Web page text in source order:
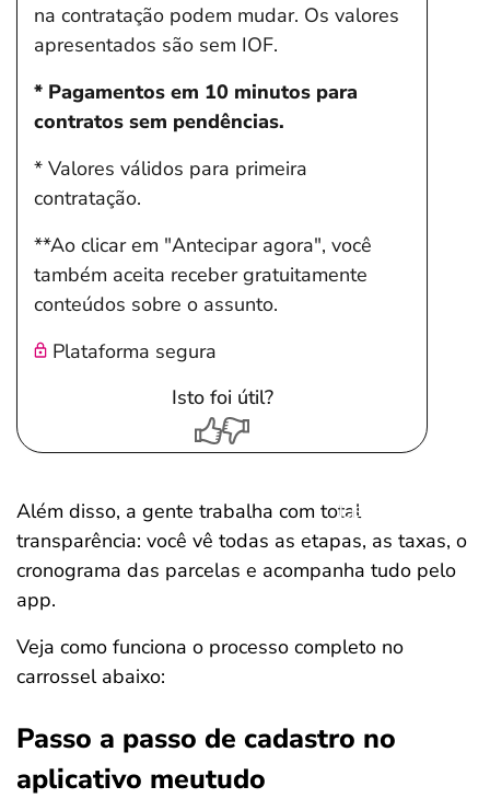
Salvar Ferramenta
na contratação podem mudar. Os valores
apresentados são sem IOF.
* Pagamentos em 10 minutos para
contratos sem pendências.
* Valores válidos para primeira
contratação.
**Ao clicar em "Antecipar agora", você
também aceita receber gratuitamente
conteúdos sobre o assunto.
Plataforma segura
Isto foi útil?
Além disso, a gente trabalha com total
transparência: você vê todas as etapas, as taxas, o
cronograma das parcelas e acompanha tudo pelo
app.
Veja como funciona o processo completo no
carrossel abaixo:
Passo a passo de cadastro no
aplicativo meutudo